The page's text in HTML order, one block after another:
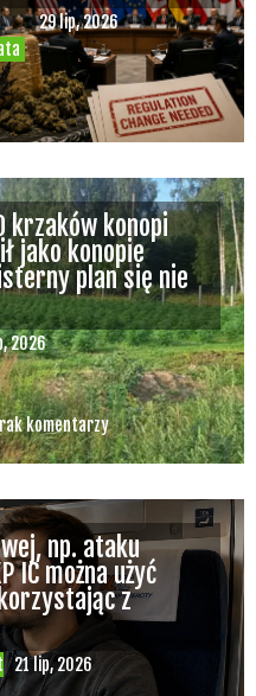
29 lip, 2026
2026
krzaków konopi
jako konopie
plan się nie
komentarzy
21 lip, 2026
np. ataku
IC można użyć
z